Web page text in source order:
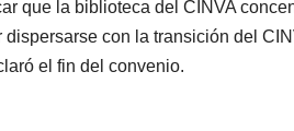
que la biblioteca del CINVA
dispersarse con la transición del
el fin del convenio.